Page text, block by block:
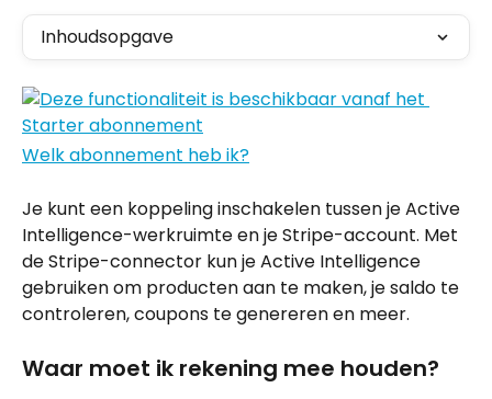
Inhoudsopgave
Welk abonnement heb ik?
Je kunt een koppeling inschakelen tussen je Active
Intelligence-werkruimte en je Stripe-account. Met
de Stripe-connector kun je Active Intelligence
gebruiken om producten aan te maken, je saldo te
controleren, coupons te genereren en meer.
Waar moet ik rekening mee houden?